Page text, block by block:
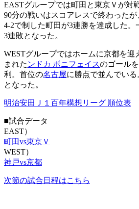
EASTグループでは町田と東京Ｖが対
90分の戦いはスコアレスで終わった
4-2で制した町田が3連勝を達成した。
3連敗となった。
WESTグループではホームに京都を迎
まれた ンドカ ボニフェイスのゴール
利。首位の名古屋に勝点で並んでい
となった。
明治安田Ｊ１百年構想リーグ 順位表
■試合データ
EAST）
町田vs東京Ｖ
WEST）
神戸vs京都
次節の試合日程はこちら